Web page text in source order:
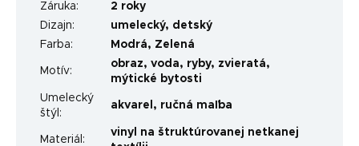
Záruka:
2 roky
Dizajn: umelecký, detský
Farba: Modrá, Zelená
Motív:
obraz, voda, ryby, zvieratá,
mýtické bytosti
Umelecký
štýl :
akvarel , ručná maľba
Materiál :
vinyl na štruktúrovanej netkanej